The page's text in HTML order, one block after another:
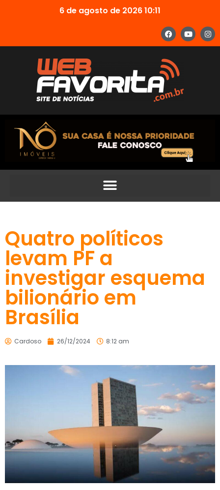
6 de agosto de 2026 10:11
Quatro políticos
levam PF a
investigar esquema
bilionário em
Brasília
Cardoso 26/12/2024 8:12 am